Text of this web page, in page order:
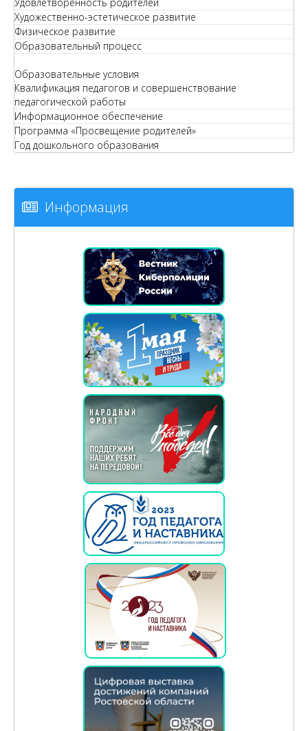
Художественно-эстетическое развитие
Физическое развитие
Образовательный процесс
Образовательные условия
Квалификация педагогов и совершенствование
педагогической работы
Информационное обеспечение
Программа «Просвещение родителей»
Год дошкольного образования
Информация